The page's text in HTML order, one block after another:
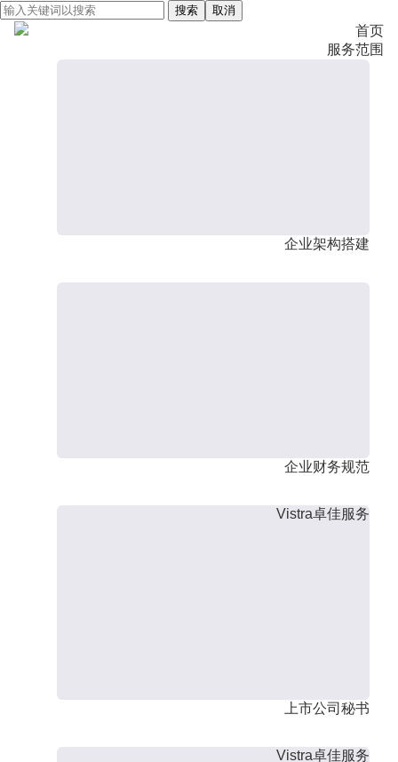
搜索 取消
首页
服务范围
企业架构搭建
企业财务规范
Vistra卓佳服务
上市公司秘书
Vistra卓佳服务